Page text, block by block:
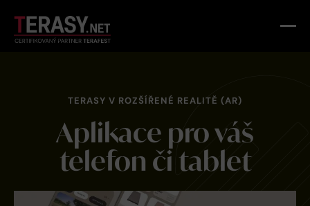
TERASY V ROZŠÍŘENÉ REALITĚ (AR)
Aplikace pro váš
telefon či tablet